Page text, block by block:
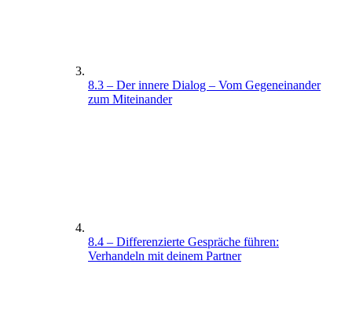
8.3 – Der innere Dialog – Vom Gegeneinander
zum Miteinander
8.4 – Differenzierte Gespräche führen:
Verhandeln mit deinem Partner